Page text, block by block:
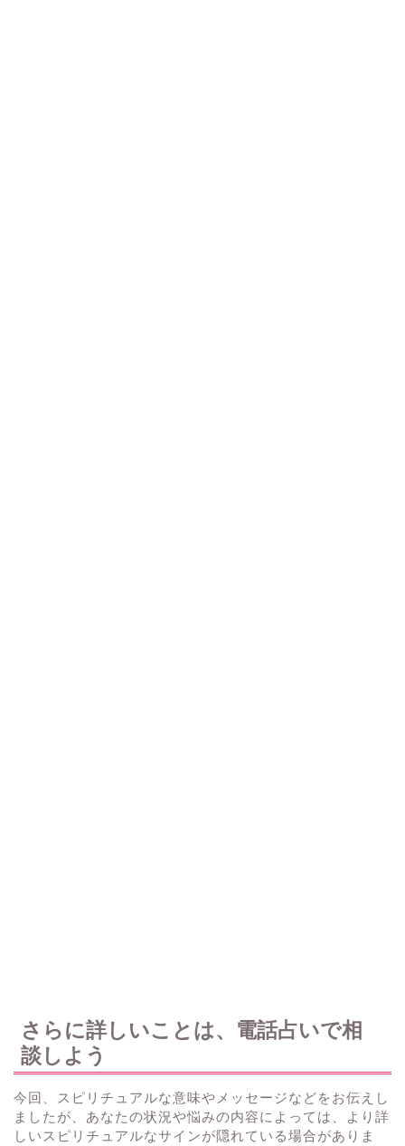
さらに詳しいことは、電話占いで相
談しよう
今回、スピリチュアルな意味やメッセージなどをお伝えし
ましたが、あなたの状況や悩みの内容によっては、より詳
しいスピリチュアルなサインが隠れている場合がありま